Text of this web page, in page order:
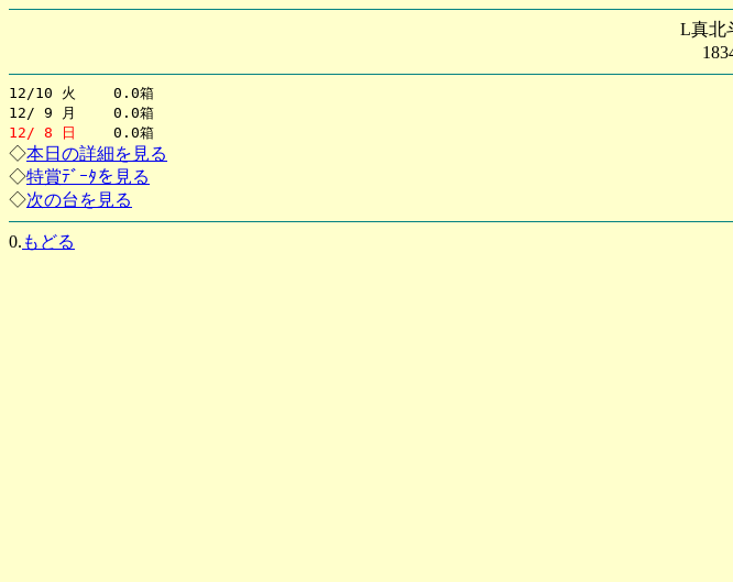
L真北
12/10 火 0.0箱
12/ 9 月 0.0箱
12/ 8 日
0.0箱
◇本日の詳細を見る
◇特賞ﾃﾞｰﾀを見る
◇次の台を見る
0. もどる